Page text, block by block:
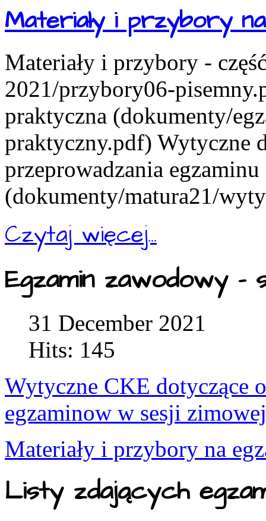
Materiały i przybory
Materiały i przybory -
2021/przybory06-
praktyczna (dokumenty/
praktyczny.pdf) Wytyczne
przeprowadzania egzaminu
(dokumenty/matura21/
Czytaj więcej...
Egzamin zawodowy
31 December 2021
Hits: 145
Wytyczne CKE dotyczące
egzaminow w sesji
Materiały i przybory na
Listy zdających